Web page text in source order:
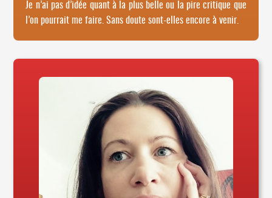
Je n’ai pas d’idée quant à la plus belle ou la pire critique que
l’on pourrait me faire. Sans doute sont-elles encore à venir.